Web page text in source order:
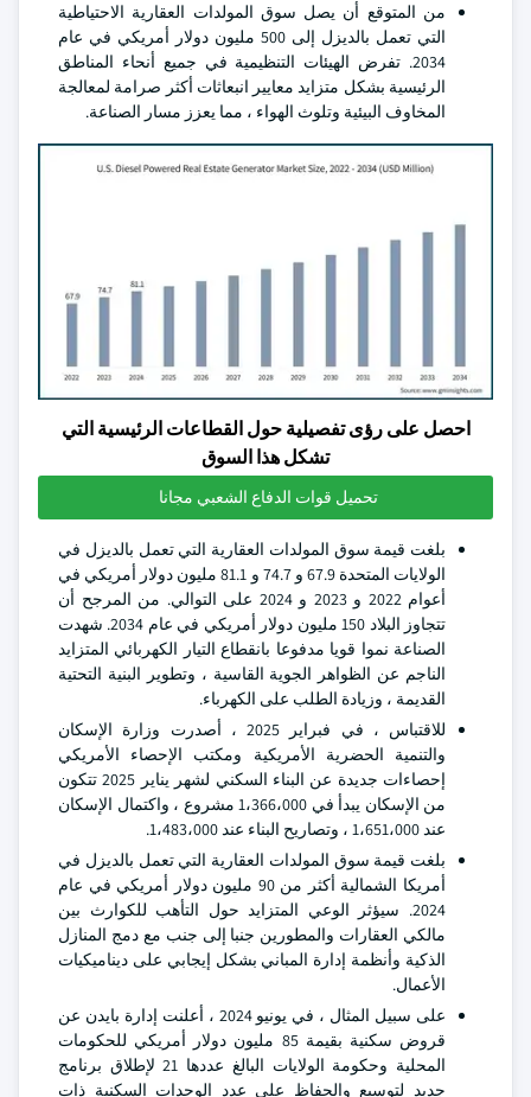
من المتوقع أن يصل سوق المولدات العقارية الاحتياطية
التي تعمل بالديزل إلى 500 مليون دولار أمريكي في عام
2034. تفرض الهيئات التنظيمية في جميع أنحاء المناطق
الرئيسية بشكل متزايد معايير انبعاثات أكثر صرامة لمعالجة
المخاوف البيئية وتلوث الهواء ، مما يعزز مسار الصناعة.
احصل على رؤى تفصيلية حول القطاعات الرئيسية التي
تشكل هذا السوق
تحميل قوات الدفاع الشعبي مجانا
بلغت قيمة سوق المولدات العقارية التي تعمل بالديزل في
الولايات المتحدة 67.9 و 74.7 و 81.1 مليون دولار أمريكي في
أعوام 2022 و 2023 و 2024 على التوالي. من المرجح أن
تتجاوز البلاد 150 مليون دولار أمريكي في عام 2034. شهدت
الصناعة نموا قويا مدفوعا بانقطاع التيار الكهربائي المتزايد
الناجم عن الظواهر الجوية القاسية ، وتطوير البنية التحتية
القديمة ، وزيادة الطلب على الكهرباء.
للاقتباس ، في فبراير 2025 ، أصدرت وزارة الإسكان
والتنمية الحضرية الأمريكية ومكتب الإحصاء الأمريكي
إحصاءات جديدة عن البناء السكني لشهر يناير 2025 تتكون
من الإسكان يبدأ في 1،366،000 مشروع ، واكتمال الإسكان
عند 1،651،000 ، وتصاريح البناء عند 1،483،000.
بلغت قيمة سوق المولدات العقارية التي تعمل بالديزل في
أمريكا الشمالية أكثر من 90 مليون دولار أمريكي في عام
2024. سيؤثر الوعي المتزايد حول التأهب للكوارث بين
مالكي العقارات والمطورين جنبا إلى جنب مع دمج المنازل
الذكية وأنظمة إدارة المباني بشكل إيجابي على ديناميكيات
الأعمال.
على سبيل المثال ، في يونيو 2024 ، أعلنت إدارة بايدن عن
قروض سكنية بقيمة 85 مليون دولار أمريكي للحكومات
المحلية وحكومة الولايات البالغ عددها 21 لإطلاق برنامج
جديد لتوسيع والحفاظ على عدد الوحدات السكنية ذات